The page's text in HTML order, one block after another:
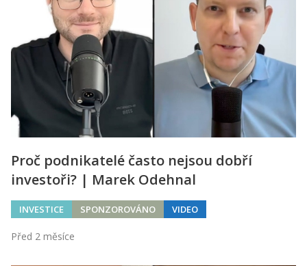
Proč podnikatelé často nejsou dobří
investoři? | Marek Odehnal
INVESTICE SPONZOROVÁNO VIDEO
Před 2 měsíce